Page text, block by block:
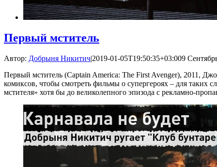
Первый мститель
Автор: Добрыня Никитич|2019-01-05T19:50:35+03:009
Первый мститель (Captain America: The First Avenger), 2011,
комиксов, чтобы смотреть фильмы о супергероях – для таких
мстителя» хотя бы до великолепного эпизода с рекламно-